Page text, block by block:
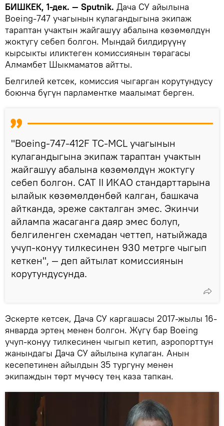
БИШКЕК, 1-дек. — Sputnik. Дача СУ айылына
Boeing-747 учагынын кулагандыгына экипаж
тараптан учактын жайгашуу абалына көзөмөлдүн
жоктугу себеп болгон. Мындай билдирүүнү
кырсыкты иликтеген комиссиянын төрагасы
Алмамбет Шыкмаматов айтты.
Белгилей кетсек, комиссия чыгарган корутундусу
боюнча бүгүн парламентке маалымат берген.
"Boeing-747-412F ТС-MCL учагынын
кулагандыгына экипаж тараптан учактын
жайгашуу абалына көзөмөлдүн жоктугу
себеп болгон. САТ II ИКАО стандарттарына
ылайык көзөмөлдөнбөй калган, башкача
айтканда, эреже сакталган эмес. Экинчи
айлампа жасаганга даяр эмес болуп,
белгиленген схемадан четтеп, натыйжада
учуп-конуу тилкесинен 930 метрге чыгып
кеткен", — деп айтылат комиссиянын
корутундусунда.
Эскерте кетсек, Дача СУ каргашасы 2017-жылы 16-
январда эртең менен болгон. Жүгү бар Boeing
учуп-конуу тилкесинен чыгып кетип, аэропорттун
жанындагы Дача СУ айылына кулаган. Анын
кесепетинен айылдын 35 тургуну менен
экипаждын төрт мүчөсү тең каза тапкан.